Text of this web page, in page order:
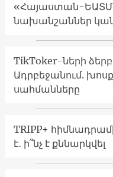
«Հայաստան-ԵԱՏՄ
նախանշաններ
TikToker-ների
Ադրբեջանում.
սահմանները
TRIPP+
է․ ի՞նչ է քննարկվել